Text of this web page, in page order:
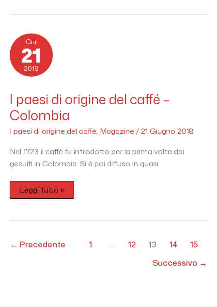
Giu
21
2018
I paesi di origine del caffé –
Colombia
I paesi di origine del caffè, Magazine /21 Giugno 2018
Nel 1723 il caffè fu introdotto per la prima volta dai
gesuiti in Colombia. Si è poi diffuso in quasi
I
paesi
di
origine
del
caffé
Leggi tutto »
← Precedente 1 … 12 13 14
15
Successivo →